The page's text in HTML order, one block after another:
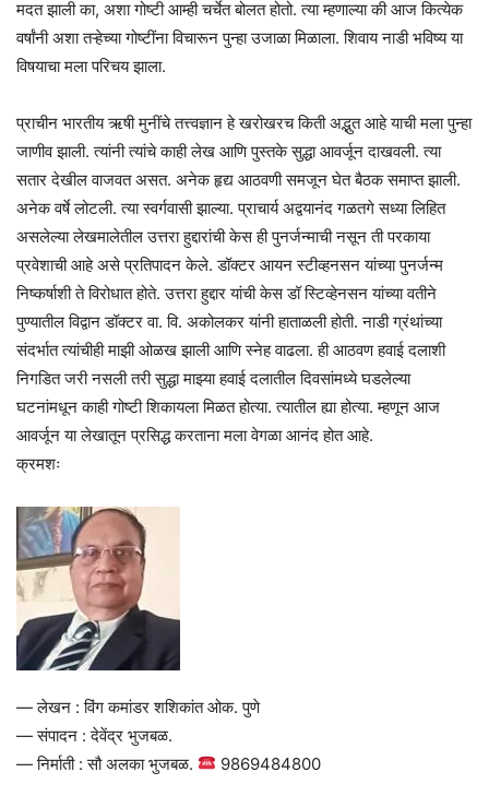
मदत झाली का, अशा गोष्टी आम्ही चर्चेत बोलत होतो. त्या म्हणाल्या की आज कित्येक
वर्षांनी अशा तऱ्हेच्या गोष्टींना विचारून पुन्हा उजाळा मिळाला. शिवाय नाडी भविष्य या
विषयाचा मला परिचय झाला.
प्राचीन भारतीय ऋषी मुनींचे तत्त्वज्ञान हे खरोखरच किती अद्भुत आहे याची मला पुन्हा
जाणीव झाली. त्यांनी त्यांचे काही लेख आणि पुस्तके सुद्धा आवर्जून दाखवली. त्या
सतार देखील वाजवत असत. अनेक हृद्य आठवणी समजून घेत बैठक समाप्त झाली.
अनेक वर्षे लोटली. त्या स्वर्गवासी झाल्या. प्राचार्य अद्वयानंद गळतगे सध्या लिहित
असलेल्या लेखमालेतील उत्तरा हुद्दारांची केस ही पुनर्जन्माची नसून ती परकाया
प्रवेशाची आहे असे प्रतिपादन केले. डॉक्टर आयन स्टीव्हनसन यांच्या पुनर्जन्म
निष्कर्षाशी ते विरोधात होते. उत्तरा हुद्दार यांची केस डॉ स्टिव्हेनसन यांच्या वतीने
पुण्यातील विद्वान डॉक्टर वा. वि. अकोलकर यांनी हाताळली होती. नाडी ग्रंथांच्या
संदर्भात त्यांचीही माझी ओळख झाली आणि स्नेह वाढला. ही आठवण हवाई दलाशी
निगडित जरी नसली तरी सुद्धा माझ्या हवाई दलातील दिवसांमध्ये घडलेल्या
घटनांमधून काही गोष्टी शिकायला मिळत होत्या. त्यातील ह्या होत्या. म्हणून आज
आवर्जून या लेखातून प्रसिद्ध करताना मला वेगळा आनंद होत आहे.
क्रमशः
— लेखन : विंग कमांडर शशिकांत ओक. पुणे
— संपादन : देवेंद्र भुजबळ.
— निर्माती : सौ अलका भुजबळ.
9869484800